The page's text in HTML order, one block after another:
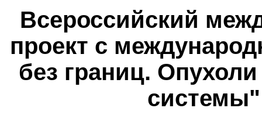
Всероссийский
проект с
без границ.